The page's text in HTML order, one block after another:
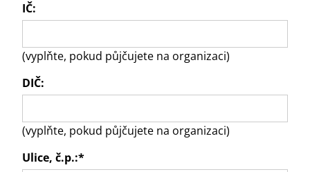
IČ:
(vyplňte, pokud půjčujete na organizaci)
DIČ:
(vyplňte, pokud půjčujete na organizaci)
Ulice, č.p.:*